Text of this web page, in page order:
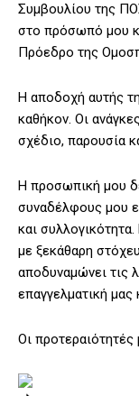
Συμβουλίου της
στο πρόσωπό μου
Πρόεδρο της
Η αποδοχή αυτής
καθήκον. Οι
σχέδιο, παρουσία
Η προσωπική μου
συναδέλφους μου
και
με ξεκάθαρη
αποδυναμώνει τις
επαγγελματική μας
Οι προτεραιότητές